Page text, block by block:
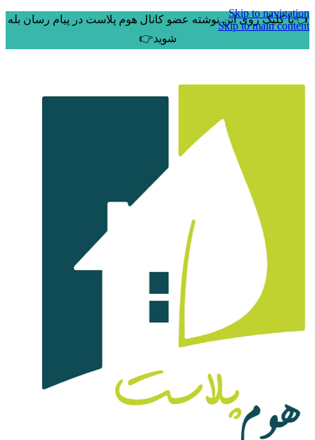
Skip to navigation
Skip to main content
👈با کلیک روی این نوشته عضو کانال هوم پلاست در پیام رسان بله
شوید👉